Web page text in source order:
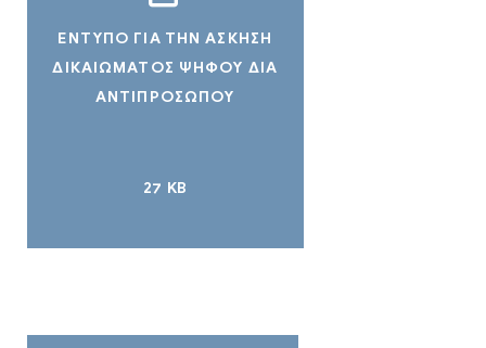
ΕΝΤΥΠΟ ΓΙΑ ΤΗΝ ΑΣΚΗΣΗ
ΔΙΚΑΙΩΜΑΤΟΣ ΨΗΦΟΥ ΔΙΑ
ΑΝΤΙΠΡΟΣΩΠΟΥ
27 KB